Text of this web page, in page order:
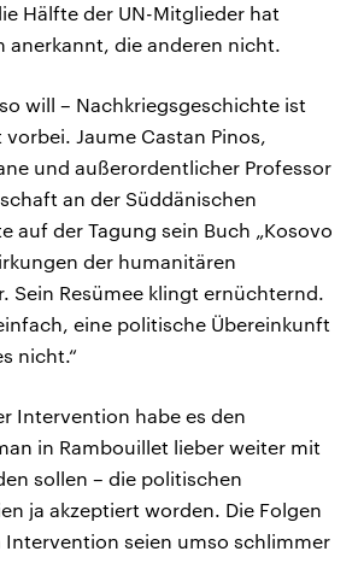
Hälfte der UN-Mitglieder hat
anerkannt, die anderen nicht.
will – Nachkriegsgeschichte ist
Jaume Castan Pinos,
und außerordentlicher Professor
an der Süddänischen
auf der Tagung sein Buch „Kosovo
der humanitären
Sein Resümee klingt ernüchternd.
eine politische Übereinkunft
nicht.“
Intervention habe es den
in Rambouillet lieber weiter mit
sollen – die politischen
ja akzeptiert worden. Die Folgen
seien umso schlimmer